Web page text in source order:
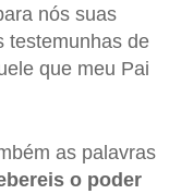
nós suas
testemunhas de
que meu Pai
as palavras
o poder